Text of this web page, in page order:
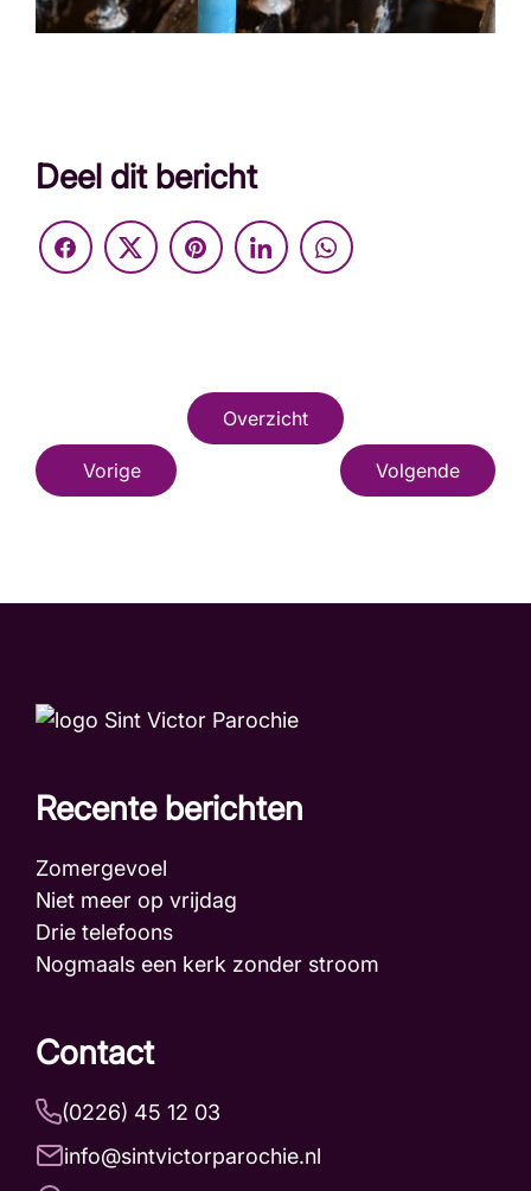
Deel dit bericht
Overzicht
Vorige Volgende
Recente berichten
Zomergevoel
Niet meer op vrijdag
Drie telefoons
Nogmaals een kerk zonder stroom
Contact
(0226) 45 12 03
info@sintvictorparochie.nl